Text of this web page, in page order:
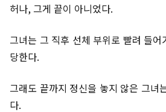
허나, 그게 끝이 아니었다.
그녀는 그 직후 선체 부위로 빨려 들
당한다.
그래도 끝까지 정신을 놓지 않은 그녀
다.